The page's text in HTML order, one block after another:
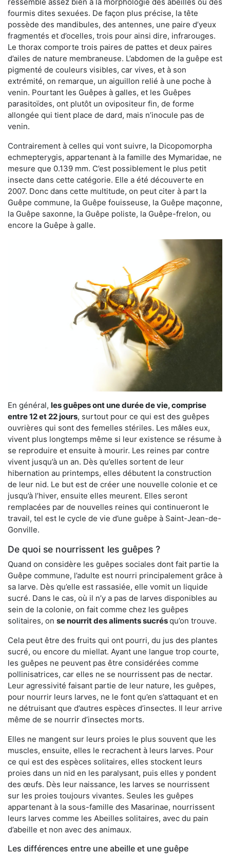
fourmis dites sexuées. De façon plus précise, la tête
possède des mandibules, des antennes, une paire d’yeux
fragmentés et d’ocelles, trois pour ainsi dire, infrarouges.
Le thorax comporte trois paires de pattes et deux paires
d’ailes de nature membraneuse. L’abdomen de la guêpe est
pigmenté de couleurs visibles, car vives, et à son
extrémité, on remarque, un aiguillon relié à une poche à
venin. Pourtant les Guêpes à galles, et les Guêpes
parasitoïdes, ont plutôt un ovipositeur fin, de forme
allongée qui tient place de dard, mais n’inocule pas de
venin.
Contrairement à celles qui vont suivre, la Dicopomorpha
echmepterygis, appartenant à la famille des Mymaridae, ne
mesure que 0.139 mm. C’est possiblement le plus petit
insecte dans cette catégorie. Elle a été découverte en
2007. Donc dans cette multitude, on peut citer à part la
Guêpe commune, la Guêpe fouisseuse, la Guêpe maçonne,
la Guêpe saxonne, la Guêpe poliste, la Guêpe-frelon, ou
encore la Guêpe à galle.
En général, les guêpes ont une durée de vie, comprise
entre 12 et 22 jours, surtout pour ce qui est des guêpes
ouvrières qui sont des femelles stériles. Les mâles eux,
vivent plus longtemps même si leur existence se résume à
se reproduire et ensuite à mourir. Les reines par contre
vivent jusqu’à un an. Dès qu’elles sortent de leur
hibernation au printemps, elles débutent la construction
de leur nid. Le but est de créer une nouvelle colonie et ce
jusqu’à l’hiver, ensuite elles meurent. Elles seront
remplacées par de nouvelles reines qui continueront le
travail, tel est le cycle de vie d’une guêpe à Saint-Jean-de-
Gonville.
De quoi se nourrissent les guêpes ?
Quand on considère les guêpes sociales dont fait partie la
Guêpe commune, l’adulte est nourri principalement grâce à
sa larve. Dès qu’elle est rassasiée, elle vomit un liquide
sucré. Dans le cas, où il n’y a pas de larves disponibles au
sein de la colonie, on fait comme chez les guêpes
solitaires, on se nourrit des aliments sucrésqu’on trouve.
Cela peut être des fruits qui ont pourri, du jus des plantes
sucré, ou encore du miellat. Ayant une langue trop courte,
les guêpes ne peuvent pas être considérées comme
pollinisatrices, car elles ne se nourrissent pas de nectar.
Leur agressivité faisant partie de leur nature, les guêpes,
pour nourrir leurs larves, ne le font qu’en s’attaquant et en
ne détruisant que d’autres espèces d’insectes. Il leur arrive
même de se nourrir d’insectes morts.
Elles ne mangent sur leurs proies le plus souvent que les
muscles, ensuite, elles le recrachent à leurs larves. Pour
ce qui est des espèces solitaires, elles stockent leurs
proies dans un nid en les paralysant, puis elles y pondent
des œufs. Dès leur naissance, les larves se nourrissent
sur les proies toujours vivantes. Seules les guêpes
appartenant à la sous-famille des Masarinae, nourrissent
leurs larves comme les Abeilles solitaires, avec du pain
d’abeille et non avec des animaux.
Les différences entre une abeille et une guêpe